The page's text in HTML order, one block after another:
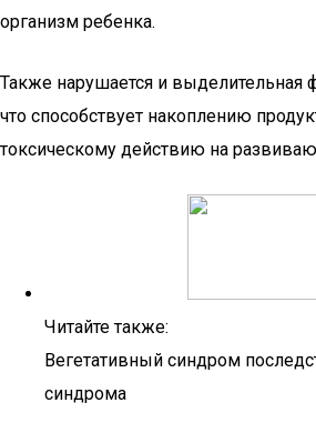
организм ребенка.
Также нарушается и выделительная
что способствует накоплению
токсическому действию на
Читайте также:
Вегетативный синдром
синдрома